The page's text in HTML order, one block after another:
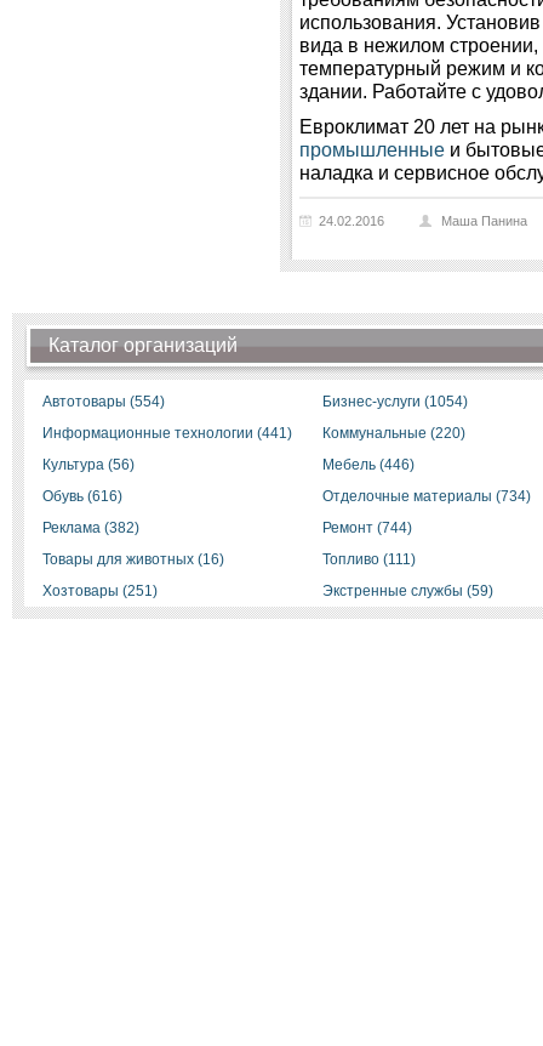
использования.
вида в нежилом
температурный режим и
здании. Работайте с
Евроклимат 20 лет на
промышленныеи бытовые
наладка и сервисное
24.02.2016 Маша Панина
Каталог организаций
Автотовары (554)
Бизнес-услуги (1054)
Информационные технологии (441)
Коммунальные (220)
Культура (56)
Мебель (446)
Обувь (616)
Отделочные материалы (734)
Реклама (382)
Ремонт (744)
Товары для животных (16)
Топливо (111)
Хозтовары (251)
Экстренные службы (59)